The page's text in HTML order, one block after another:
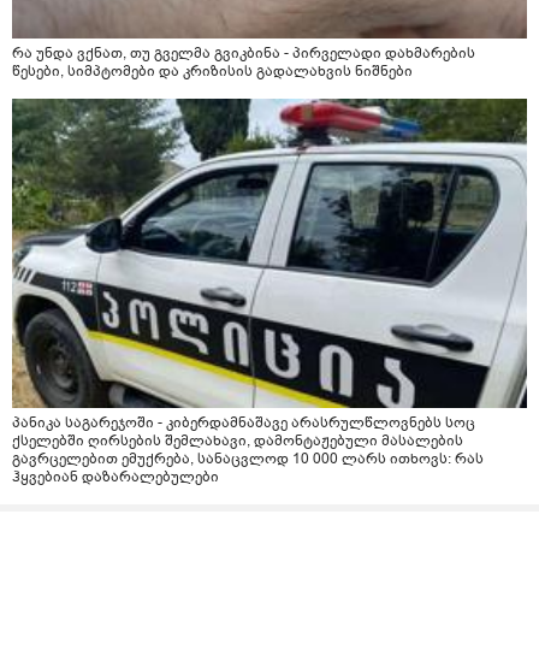
რა უნდა ვქნათ, თუ გველმა გვიკბინა - პირველადი დახმარების
წესები, სიმპტომები და კრიზისის გადალახვის ნიშნები
პანიკა საგარეჯოში - კიბერდამნაშავე არასრულწლოვნებს სოც
ქსელებში ღირსების შემლახავი, დამონტაჟებული მასალების
გავრცელებით ემუქრება, სანაცვლოდ 10 000 ლარს ითხოვს: რას
ჰყვებიან დაზარალებულები